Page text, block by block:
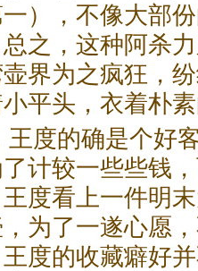
），不像大部
之，这种阿杀
界为之疯狂，
平头，衣着朴
王度的确是个好
计较一些些钱
度看上一件明
为了一遂心愿
度的收藏癖好